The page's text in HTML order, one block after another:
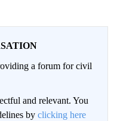
a forum for civil
and relevant. You
by clicking here